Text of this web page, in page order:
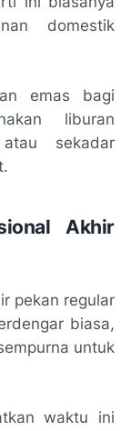
domestik
emas bagi
liburan
sekadar
Akhir
pekan regular
biasa,
untuk
waktu ini